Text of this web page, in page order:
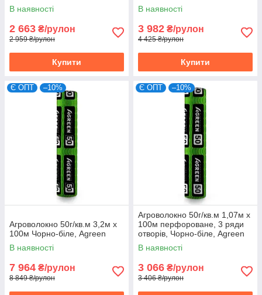
В наявності
2 663 ₴/рулон
2 959 ₴/рулон
Купити
В наявності
3 982 ₴/рулон
4 425 ₴/рулон
Купити
Є ОПТ –10%
Агроволокно 50г/кв.м 3,2м х
100м Чорно-біле, Agreen
В наявності
7 964 ₴/рулон
8 849 ₴/рулон
Є ОПТ –10%
Агроволокно 50г/кв.м 1,07м х
100м перфороване, 3 ряди
отворів, Чорно-біле, Agreen
В наявності
3 066 ₴/рулон
3 406 ₴/рулон